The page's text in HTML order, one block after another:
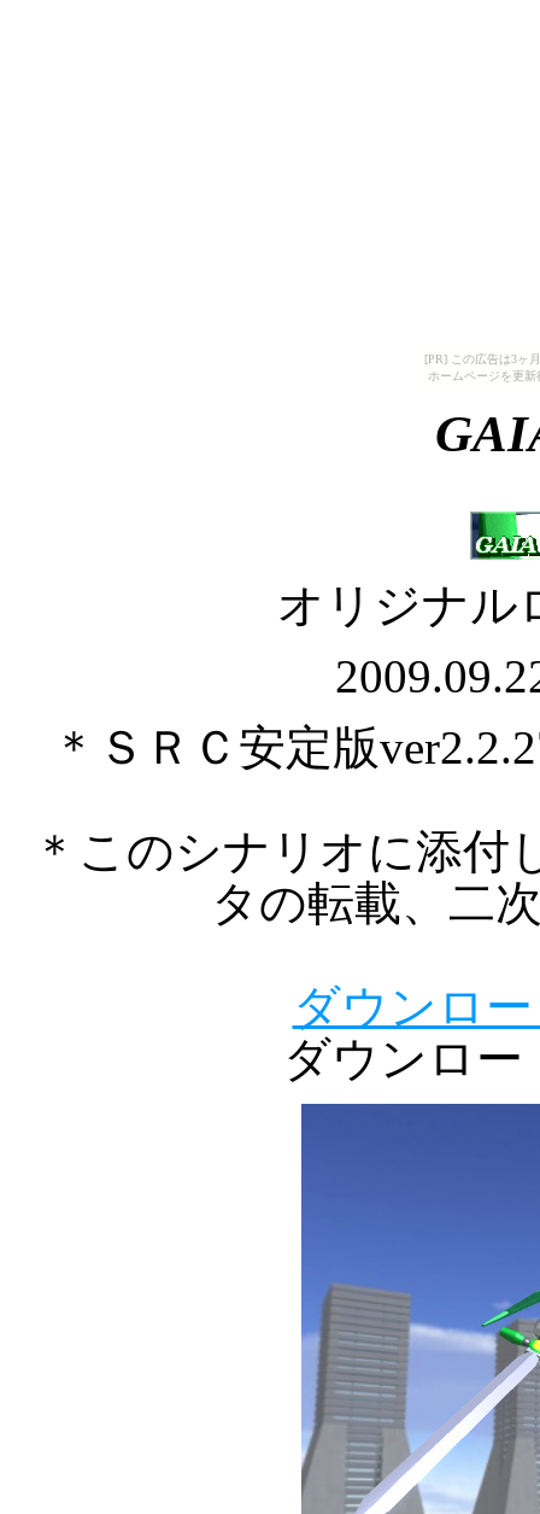
[PR] この広告は3ヶ
ホームページを更
オリジナル
＊ＳＲＣ安定版
＊このシナリオに添付
タの転載、二
ダウンロ
ダウンロ